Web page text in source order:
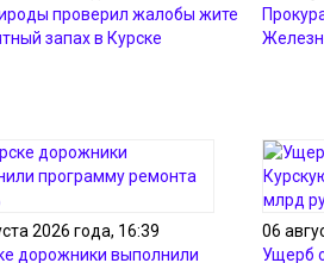
проверил жалобы жителей на
запах в Курске
2026 года, 16:39
дорожники выполнили
06
Ущерб